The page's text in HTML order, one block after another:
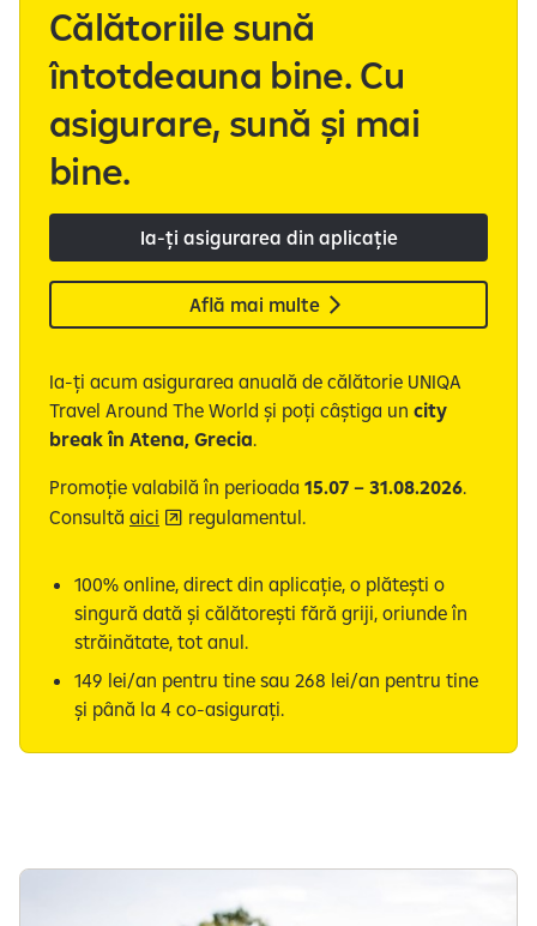
Călătoriile sună
întotdeauna bine. Cu
asigurare, sună și mai
bine.
Ia-ți asigurarea din aplicație
Află mai multe
Ia-ți acum asigurarea anuală de călătorie UNIQA
Travel Around The World și poți câștiga un city
break în Atena, Grecia.
Promoție valabilă în perioada 15.07 – 31.08.2026.
Consultă aici regulamentul.
100% online, direct din aplicație, o plătești o
singură dată și călătorești fără griji, oriunde în
străinătate, tot anul.
149 lei/an pentru tine sau 268 lei/an pentru tine
și până la 4 co-asigurați.